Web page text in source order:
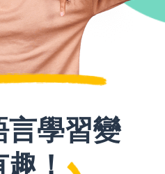
學習變
！